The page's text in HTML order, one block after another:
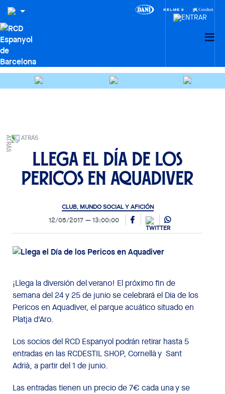
ATRÁS
Llega el Día de los
Pericos en Aquadiver
CLUB, MUNDO SOCIAL Y AFICIÓN
12/05/2017 13:00:00
¡Llega la diversión del verano! El próximo fin de
semana del 24 y 25 de junio se celebrará el Día de los
Pericos en Aquadiver, el parque acuático situado en
Platja d'Aro.
Los socios del RCD Espanyol podrán retirar hasta 5
entradas en las RCDESTIL SHOP, Cornellà y Sant
Adrià, a partir del 1 de junio.
Las entradas tienen un precio de 7€ cada una y se